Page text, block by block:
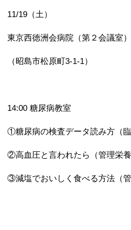
11/19（土）
東京西徳洲会病院（第２会議室）
（昭島市松原町3-1-1）
14:00 糖尿病教室
①糖尿病の検査データ読み方（臨
②高血圧と言われたら（管理栄養
③減塩でおいしく食べる方法（管